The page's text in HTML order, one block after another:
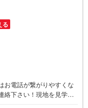
る
お電話が繋がりやすくな
絡下さい！現地を見学さ